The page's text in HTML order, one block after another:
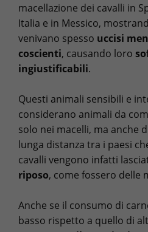
macellazione dei cavalli in
Italia e in Messico,
venivano spesso uccisi
coscienti, causando loro
ingiustificabili.
Questi animali sensibili e
considerano animali da
solo nei macelli, ma anche
lunga distanza tra i paesi
cavalli vengono infatti
riposo, come fossero delle
Anche se il consumo di
basso rispetto a quello di